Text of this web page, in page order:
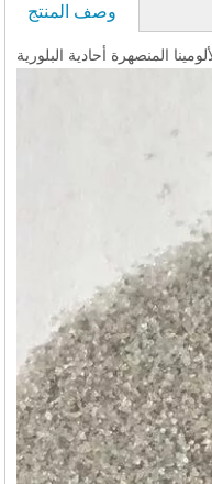
وصف المنتج
المنصهرة أحادية البلورية